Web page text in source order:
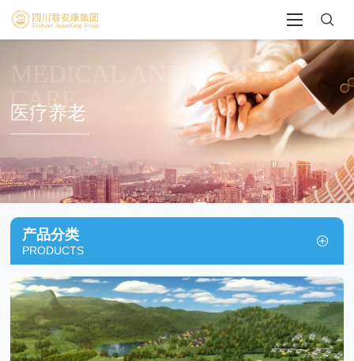
MEDICAL AND ELDERLY
CARE
医疗养老
产品分类
PRODUCTS